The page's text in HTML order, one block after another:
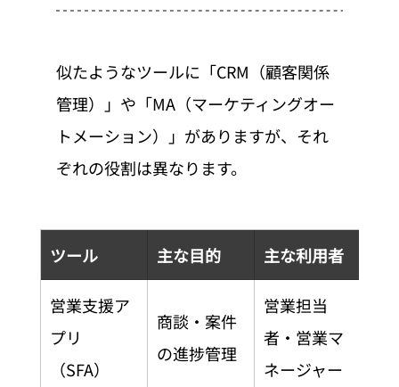
似たようなツールに「CRM（顧客関係
管理）」や「MA（マーケティングオー
トメーション）」がありますが、それ
ぞれの役割は異なります。
ツール 主な目的 主な利用者
営業支援ア
プリ
（SFA）
商談・案件
の進捗管理
営業担当
者・営業マ
ネージャー